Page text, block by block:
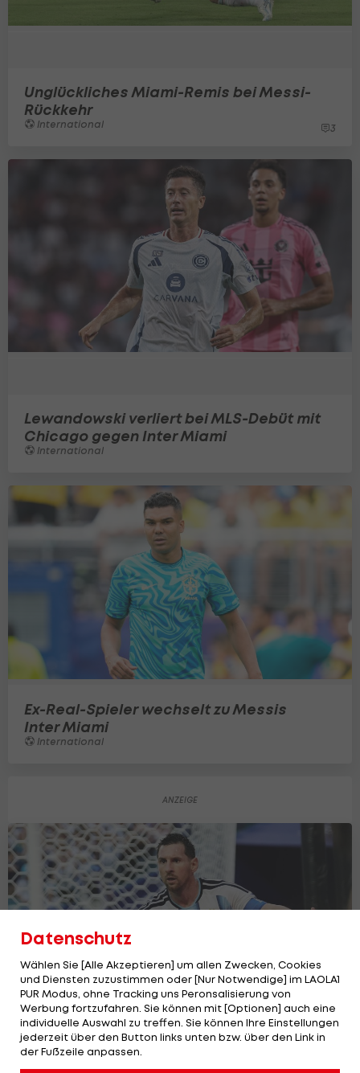
Unglückliches Miami-Remis bei Messi-
Rückkehr
International 3
Lewandowski verliert bei MLS-Debüt mit
Chicago gegen Inter Miami
International
Ex-Real-Spieler wechselt zu Messis
Inter Miami
International
So könnte Messi beim "Ballon d'Or" für
eine Premiere sorgen
Datenschutz
Wählen Sie [Alle Akzeptieren] um allen Zwecken, Cookies
und Diensten zuzustimmen oder [Nur Notwendige] im LAOLA1
PUR Modus, ohne Tracking uns Peronsalisierung von
Werbung fortzufahren. Sie können mit [Optionen] auch eine
individuelle Auswahl zu treffen. Sie können Ihre Einstellungen
jederzeit über den Button links unten bzw. über den Link in
der Fußzeile anpassen.